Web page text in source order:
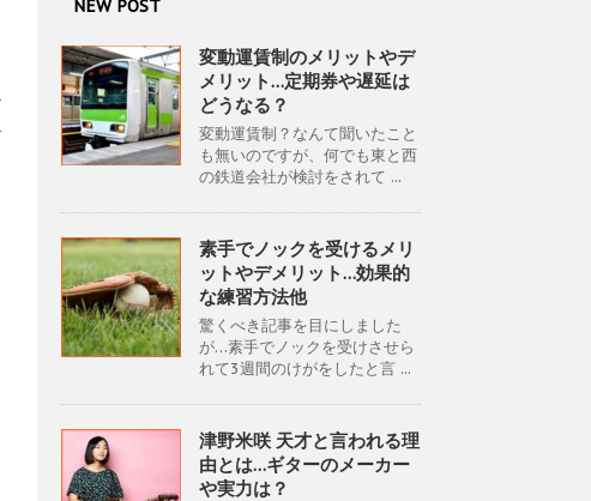
NEW POST
変動運賃制のメリットやデ
メリット…定期券や遅延は
どうなる？
変動運賃制？なんて聞いたこと
も無いのですが、何でも東と西
の鉄道会社が検討をされて ...
素手でノックを受けるメリ
ットやデメリット…効果的
な練習方法他
驚くべき記事を目にしました
が…素手でノックを受けさせら
れて3週間のけがをしたと言 ...
津野米咲 天才と言われる理
由とは…ギターのメーカー
や実力は？